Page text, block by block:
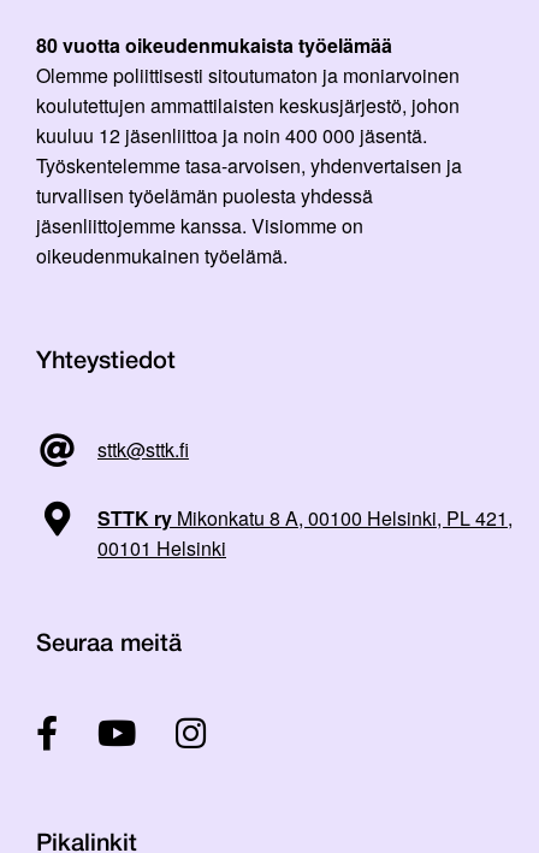
80 vuotta oikeudenmukaista työelämää
Olemme poliittisesti sitoutumaton ja moniarvoinen
koulutettujen ammattilaisten keskusjärjestö, johon
kuuluu 12 jäsenliittoa ja noin 400 000 jäsentä.
Työskentelemme tasa-arvoisen, yhdenvertaisen ja
turvallisen työelämän puolesta yhdessä
jäsenliittojemme kanssa. Visiomme on
oikeudenmukainen työelämä.
Yhteystiedot
sttk@sttk.fi
STTK ry Mikonkatu 8 A, 00100 Helsinki, PL 421,
00101 Helsinki
Seuraa meitä
Pikalinkit